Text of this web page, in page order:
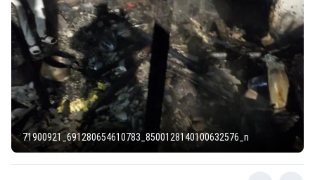
71900921_691280654610783_8500128140100632576_n